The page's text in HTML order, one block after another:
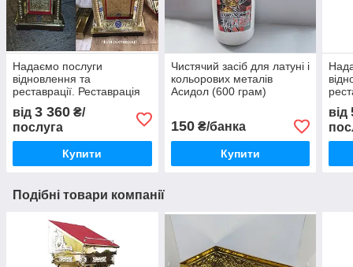
Надаємо послуги
відновлення та
реставрації. Реставрація
бокового аналоя
від 3 360 ₴/
послуга
Купити
Чистячий засіб для латуні і
кольорових металів
Асидол (600 грам)
150₴/банка
Купити
від
Подібні товари компанії